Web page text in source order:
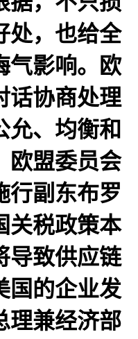
处，也给全
气影响。欧
话协商处理
允、均衡和
欧盟委员会
行副东布罗
关税政策本
导致供应链
国的企业发
理兼经济部